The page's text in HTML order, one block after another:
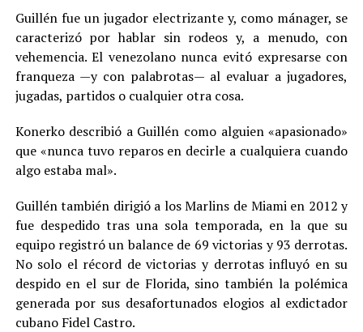
Guillén fue un jugador electrizante y, como mánager, se
caracterizó por hablar sin rodeos y, a menudo, con
vehemencia. El venezolano nunca evitó expresarse con
franqueza —y con palabrotas— al evaluar a jugadores,
jugadas, partidos o cualquier otra cosa.
Konerko describió a Guillén como alguien «apasionado»
que «nunca tuvo reparos en decirle a cualquiera cuando
algo estaba mal».
Guillén también dirigió a los Marlins de Miami en 2012 y
fue despedido tras una sola temporada, en la que su
equipo registró un balance de 69 victorias y 93 derrotas.
No solo el récord de victorias y derrotas influyó en su
despido en el sur de Florida, sino también la polémica
generada por sus desafortunados elogios al exdictador
cubano Fidel Castro.